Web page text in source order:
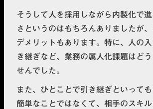
そうして人を採用しながら内製化で
さというのはもちろんありましたが
デメリットもあります。特に、人の入
き継ぎなど、業務の属人化課題はど
せんでした。
また、ひとことで引き継ぎといって
簡単なことではなくて、相手のスキ